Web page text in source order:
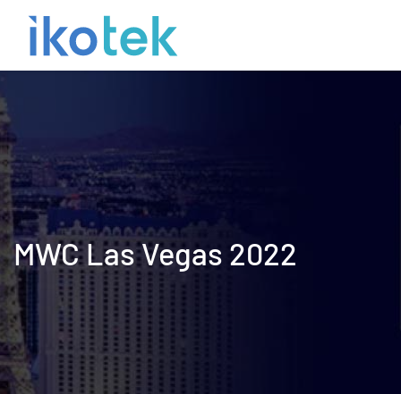
MWC Las Vegas 2022